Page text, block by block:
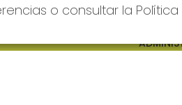
CIUDAD
o consultar la